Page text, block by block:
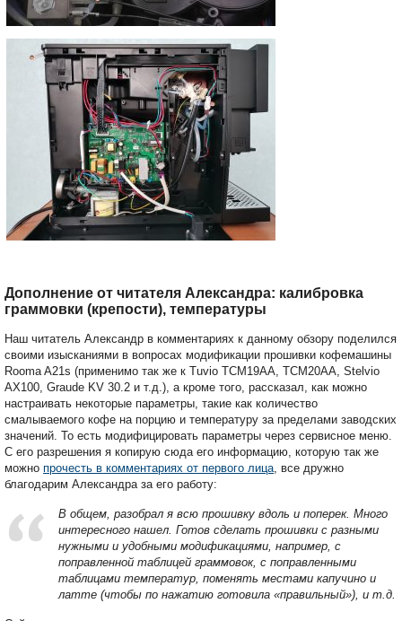
Дополнение от читателя Александра: калибровка
граммовки (крепости), температуры
Наш читатель Александр в комментариях к данному обзору поделился
своими изысканиями в вопросах модификации прошивки кофемашины
Rooma A21s (применимо так же к Tuvio TCM19AA, TCM20AA, Stelvio
AX100, Graude KV 30.2 и т.д.), а кроме того, рассказал, как можно
настраивать некоторые параметры, такие как количество
смалываемого кофе на порцию и температуру за пределами заводских
значений. То есть модифицировать параметры через сервисное меню.
С его разрешения я копирую сюда его информацию, которую так же
можно прочесть в комментариях от первого лица , все дружно
благодарим Александра за его работу:
В общем, разобрал я всю прошивку вдоль и поперек. Много
интересного нашел. Готов сделать прошивки с разными
нужными и удобными модификациями, например, с
поправленной таблицей граммовок, с поправленными
таблицами температур, поменять местами капучино и
латте (чтобы по нажатию готовила «правильный»), и т.д.